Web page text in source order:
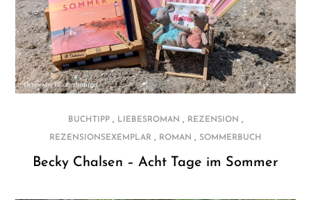
BUCHTIPP, LIEBESROMAN , REZENSION ,
REZENSIONSEXEMPLAR , ROMAN , SOMMERBUCH
Becky Chalsen – Acht Tage im Sommer